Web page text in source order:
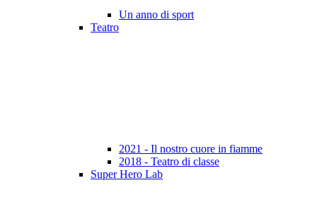
Un anno di sport
Teatro
2021 - Il nostro cuore in fiamme
2018 - Teatro di classe
Super Hero Lab